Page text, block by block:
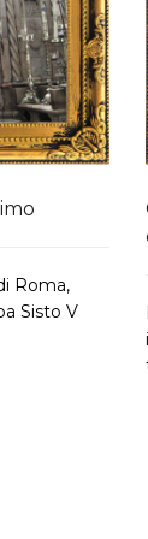
Roma,
Sisto V